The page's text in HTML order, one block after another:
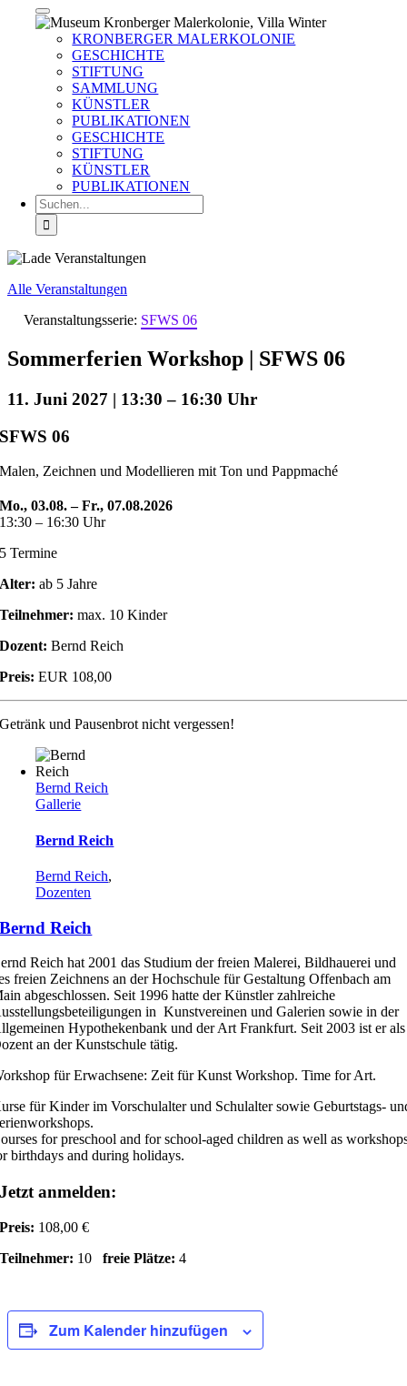
KRONBERGER MALERKOLONIE
GESCHICHTE
STIFTUNG
SAMMLUNG
KÜNSTLER
PUBLIKATIONEN
GESCHICHTE
STIFTUNG
KÜNSTLER
PUBLIKATIONEN
Suche
nach:
Alle Veranstaltungen
Veranstaltungsserie: SFWS 06
Sommerferien Workshop | SFWS 06
11. Juni 2027 | 13:30 – 16:30
SFWS 06
Malen, Zeichnen und Modellieren mit Ton und Pappmaché
Mo., 03.08. – Fr., 07.08.2026
13:30 – 16:30 Uhr
5 Termine
Alter: ab 5 Jahre
Teilnehmer: max. 10 Kinder
Dozent: Bernd Reich
Preis: EUR 108,00
Getränk und Pausenbrot nicht vergessen!
Bernd Reich
Gallerie
Bernd Reich
Bernd Reich,
Dozenten
Bernd Reich
Reich hat 2001 das Studium der freien Malerei, Bildhauerei und
freien Zeichnens an der Hochschule für Gestaltung Offenbach am
abgeschlossen. Seit 1996 hatte der Künstler zahlreiche
in Kunstvereinen und Galerien sowie in der
Hypothekenbank und der Art Frankfurt. Seit 2003 ist er als
an der Kunstschule tätig.
für Erwachsene: Zeit für Kunst Workshop. Time for Art.
für Kinder im Vorschulalter und Schulalter sowie Geburtstags-
for preschool and for school-aged children as well as
birthdays and during holidays.
Jetzt anmelden:
Preis: 108,00 €
Teilnehmer: 10freie Plätze: 4
Zum Kalender hinzufügen